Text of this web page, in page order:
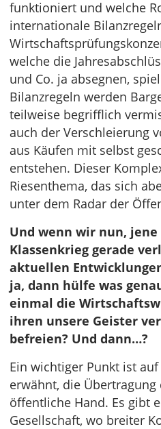
funktioniert und welche
internationale
welche die
und Co. ja absegnen,
Bilanzregeln werden
teilweise begrifflich
auch der Verschleierung
aus Käufen mit selbst
entstehen. Dieser
Riesenthema, das sich
unter dem Radar der
Und wenn wir nun, jene
Klassenkrieg gerade
aktuellen
ja, dann hülfe was
einmal die
ihren unsere Geister
befreien? Und dann…?
Ein wichtiger Punkt ist
erwähnt, die
öffentliche Hand. Es gibt
Gesellschaft, wo breiter